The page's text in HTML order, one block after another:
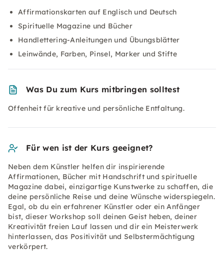
Affirmationskarten auf Englisch und Deutsch
Spirituelle Magazine und Bücher
Handlettering-Anleitungen und Übungsblätter
Leinwände, Farben, Pinsel, Marker und Stifte
Was Du zum Kurs mitbringen solltest
Offenheit für kreative und persönliche Entfaltung.
Für wen ist der Kurs geeignet?
Neben dem Künstler helfen dir inspirierende
Affirmationen, Bücher mit Handschrift und spirituelle
Magazine dabei, einzigartige Kunstwerke zu schaffen, die
deine persönliche Reise und deine Wünsche widerspiegeln.
Egal, ob du ein erfahrener Künstler oder ein Anfänger
bist, dieser Workshop soll deinen Geist heben, deiner
Kreativität freien Lauf lassen und dir ein Meisterwerk
hinterlassen, das Positivität und Selbstermächtigung
verkörpert.